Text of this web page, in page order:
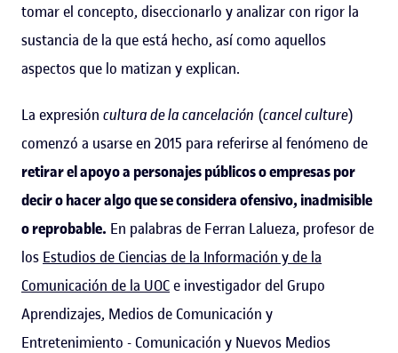
tomar el concepto, diseccionarlo y analizar con rigor la
sustancia de la que está hecho, así como aquellos
aspectos que lo matizan y explican.
La expresión cultura de la cancelación (cancel culture)
comenzó a usarse en 2015 para referirse al fenómeno de
retirar el apoyo a personajes públicos o empresas por
decir o hacer algo que se considera ofensivo, inadmisible
o reprobable. En palabras de Ferran Lalueza, profesor de
los Estudios de Ciencias de la Información y de la
Comunicación de la UOCe investigador del Grupo
Aprendizajes, Medios de Comunicación y
Entretenimiento - Comunicación y Nuevos Medios